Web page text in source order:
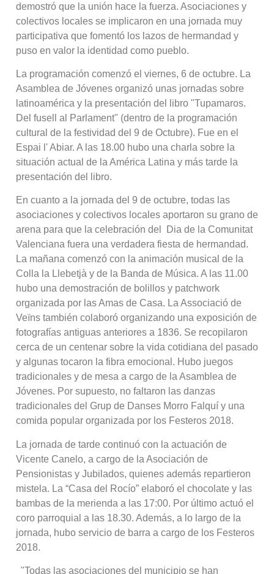
demostró que la unión hace la fuerza. Asociaciones y
colectivos locales se implicaron en una jornada muy
participativa que fomentó los lazos de hermandad y
puso en valor la identidad como pueblo.
La programación comenzó el viernes, 6 de octubre. La
Asamblea de Jóvenes organizó unas jornadas sobre
latinoamérica y la presentación del libro "Tupamaros.
Del fusell al Parlament" (dentro de la programación
cultural de la festividad del 9 de Octubre). Fue en el
Espai l' Abiar. A las 18.00 hubo una charla sobre la
situación actual de la América Latina y más tarde la
presentación del libro.
En cuanto a la jornada del 9 de octubre, todas las
asociaciones y colectivos locales aportaron su grano de
arena para que la celebración del Dia de la Comunitat
Valenciana fuera una verdadera fiesta de hermandad.
La mañana comenzó con la animación musical de la
Colla la Llebetjà y de la Banda de Música. A las 11.00
hubo una demostración de bolillos y patchwork
organizada por las Amas de Casa. La Associació de
Veïns también colaboró organizando una exposición de
fotografías antiguas anteriores a 1836. Se recopilaron
cerca de un centenar sobre la vida cotidiana del pasado
y algunas tocaron la fibra emocional. Hubo juegos
tradicionales y de mesa a cargo de la Asamblea de
Jóvenes. Por supuesto, no faltaron las danzas
tradicionales del Grup de Danses Morro Falquí y una
comida popular organizada por los Festeros 2018.
La jornada de tarde continuó con la actuación de
Vicente Canelo, a cargo de la Asociación de
Pensionistas y Jubilados, quienes además repartieron
mistela. La “Casa del Rocío” elaboró el chocolate y las
bambas de la merienda a las 17:00. Por último actuó el
coro parroquial a las 18.30. Además, a lo largo de la
jornada, hubo servicio de barra a cargo de los Festeros
2018.
"Todas las asociaciones del municipio se han